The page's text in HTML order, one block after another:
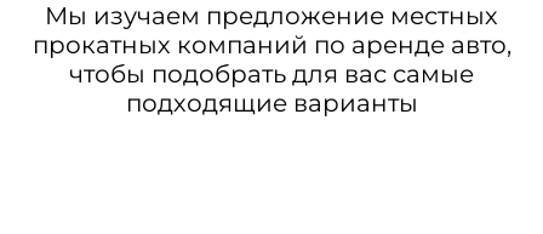
Мы изучаем предложение местных
прокатных компаний по аренде авто,
чтобы подобрать для вас самые
подходящие варианты